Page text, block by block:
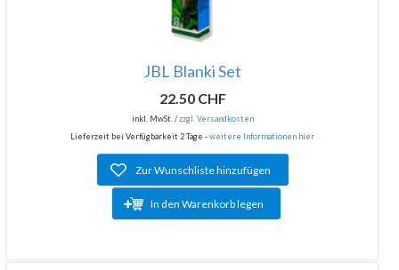
JBL Blanki Set
22.50 CHF
inkl. MwSt. /zzgl. Versandkosten
Lieferzeit bei Verfügbarkeit 2 Tage -weitere Informationen hier
Zur Wunschliste hinzufügen
In den Warenkorb legen